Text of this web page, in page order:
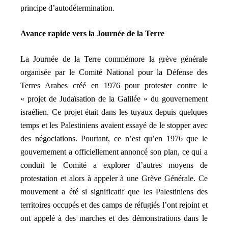
principe d’autodétermination.
Avance rapide vers la Journée de la Terre
La Journée de la Terre commémore la grève générale
organisée par le Comité National pour la Défense des
Terres Arabes créé en 1976 pour protester contre le
« projet de Judaïsation de la Galilée » du gouvernement
israélien. Ce projet était dans les tuyaux depuis quelques
temps et les Palestiniens avaient essayé de le stopper avec
des négociations. Pourtant, ce n’est qu’en 1976 que le
gouvernement a officiellement annoncé son plan, ce qui a
conduit le Comité a explorer d’autres moyens de
protestation et alors à appeler à une Grève Générale. Ce
mouvement a été si significatif que les Palestiniens des
territoires occupés et des camps de réfugiés l’ont rejoint et
ont appelé à des marches et des démonstrations dans le